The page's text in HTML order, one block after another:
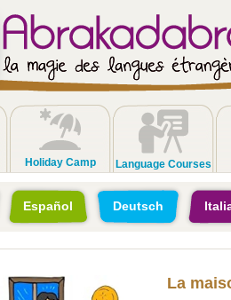
Holiday Camp Language Courses
Español Deutsch
La